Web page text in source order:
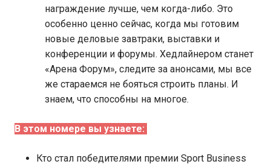
награждение лучше, чем когда-либо. Это
особенно ценно сейчас, когда мы готовим
новые деловые завтраки, выставки и
конференции и форумы. Хедлайнером станет
«Арена Форум», следите за анонсами, мы все
же стараемся не бояться строить планы. И
знаем, что способны на многое.
В этом номере вы узнаете:
Кто стал победителями премии Sport Business